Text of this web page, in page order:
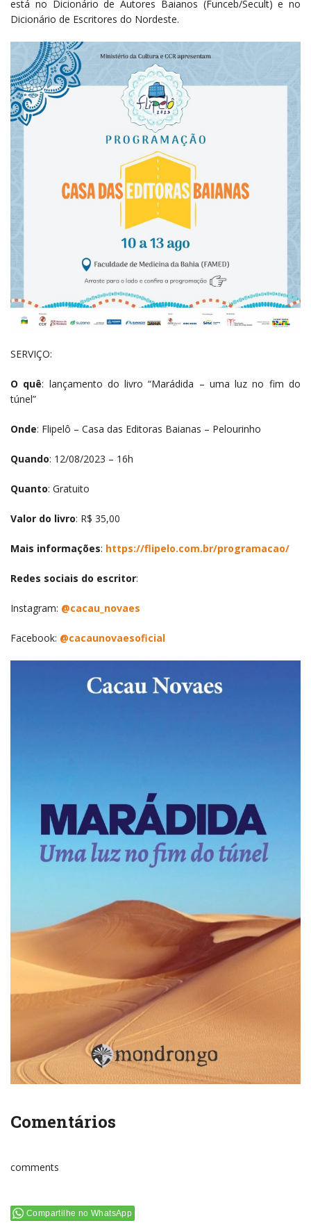
está no Dicionário de Autores Baianos (Funceb/Secult) e no
Dicionário de Escritores do Nordeste.
SERVIÇO:
O quê: lançamento do livro “Marádida – uma luz no fim do
túnel”
Onde: Flipelô – Casa das Editoras Baianas – Pelourinho
Quando: 12/08/2023 – 16h
Quanto: Gratuito
Valor do livro: R$ 35,00
Mais informações: https://flipelo.com.br/programacao/
Redes sociais do escritor:
Instagram: @cacau_novaes
Facebook: @cacaunovaesoficial
Comentários
comments
Compartilhe no WhatsApp